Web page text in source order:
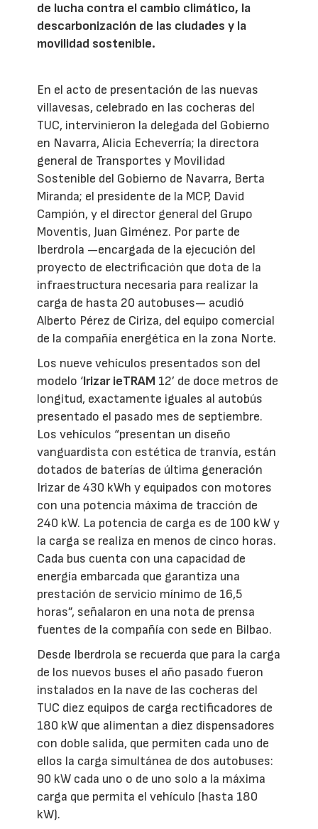
de lucha contra el cambio climático, la
descarbonización de las ciudades y la
movilidad sostenible.
En el acto de presentación de las nuevas
villavesas, celebrado en las cocheras del
TUC, intervinieron la delegada del Gobierno
en Navarra, Alicia Echeverría; la directora
general de Transportes y Movilidad
Sostenible del Gobierno de Navarra, Berta
Miranda; el presidente de la MCP, David
Campión, y el director general del Grupo
Moventis, Juan Giménez. Por parte de
Iberdrola —encargada de la ejecución del
proyecto de electrificación que dota de la
infraestructura necesaria para realizar la
carga de hasta 20 autobuses— acudió
Alberto Pérez de Ciriza, del equipo comercial
de la compañía energética en la zona Norte.
Los nueve vehículos presentados son del
modelo ‘Irizar ieTRAM 12’ de doce metros de
longitud, exactamente iguales al autobús
presentado el pasado mes de septiembre.
Los vehículos “presentan un diseño
vanguardista con estética de tranvía, están
dotados de baterías de última generación
Irizar de 430 kWh y equipados con motores
con una potencia máxima de tracción de
240 kW. La potencia de carga es de 100 kW y
la carga se realiza en menos de cinco horas.
Cada bus cuenta con una capacidad de
energía embarcada que garantiza una
prestación de servicio mínimo de 16,5
horas”, señalaron en una nota de prensa
fuentes de la compañía con sede en Bilbao.
Desde Iberdrola se recuerda que para la carga
de los nuevos buses el año pasado fueron
instalados en la nave de las cocheras del
TUC diez equipos de carga rectificadores de
180 kW que alimentan a diez dispensadores
con doble salida, que permiten cada uno de
ellos la carga simultánea de dos autobuses:
90 kW cada uno o de uno solo a la máxima
carga que permita el vehículo (hasta 180
kW).